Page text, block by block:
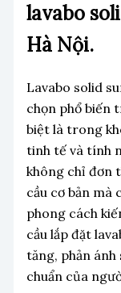
lavabo
Hà Nội.
Lavabo solid
chọn phổ biến
biệt là trong
tinh tế và tính
không chỉ đơn
cầu cơ bản
phong cách
cầu lắp đặt
tăng, phản
chuẩn của